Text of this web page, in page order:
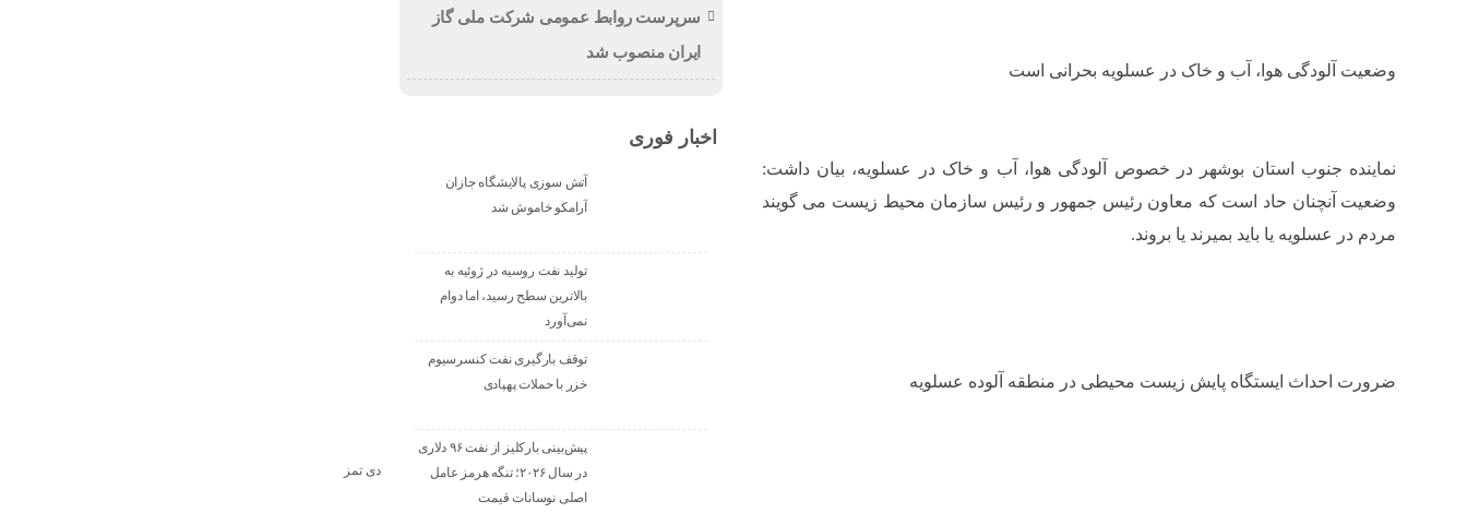
وضعیت آلودگی هوا، آب و خاک در عسلویه بحرانی است
نماینده جنوب استان بوشهر در خصوص آلودگی هوا، آب و خاک در عسلویه، بیان داشت:
وضعیت آنچنان حاد است که معاون رئیس جمهور و رئیس سازمان محیط زیست می گویند
مردم در عسلویه یا باید بمیرند یا بروند.
ضرورت احداث ایستگاه پایش زیست محیطی در منطقه آلوده عسلویه
سرپرست روابط عمومی شرکت ملی گاز
ایران منصوب شد
اخبار فوری
آتش‌ سوزی پالایشگاه جازان
آرامکو خاموش شد
تولید نفت روسیه در ژوئیه به
بالاترین سطح رسید، اما دوام
نمی‌آورد
توقف بارگیری نفت کنسرسیوم
خزر با حملات پهپادی
پیش‌بینی بارکلیز از نفت ۹۶ دلاری
در سال ۲۰۲۶؛ تنگه هرمز عامل
اصلی نوسانات قیمت
دی تمز